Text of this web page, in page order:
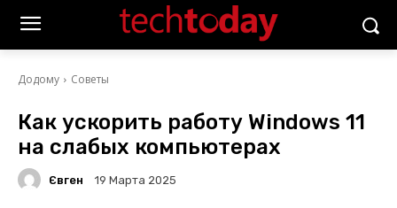
Додому Советы
Как ускорить работу Windows 11
на слабых компьютерах
Євген 19 Марта 2025